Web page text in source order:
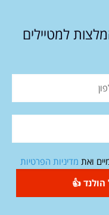
למטיילים
ואת מדיניות הפרטיות
👍